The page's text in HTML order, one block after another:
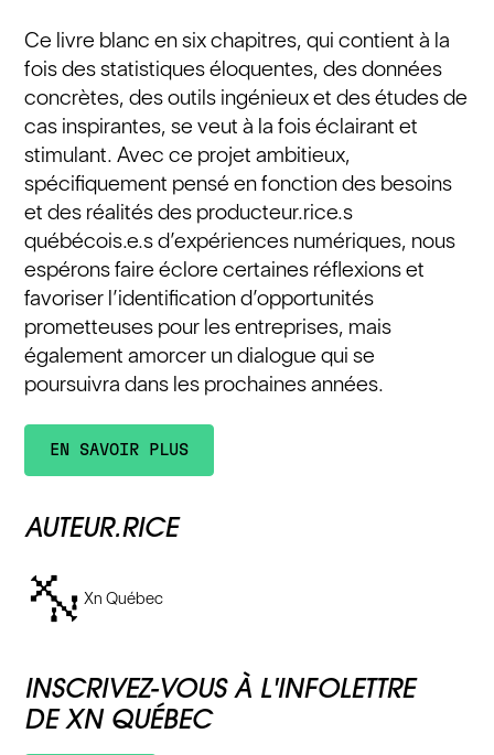
Ce livre blanc en six chapitres, qui contient à la
fois des statistiques éloquentes, des données
concrètes, des outils ingénieux et des études de
cas inspirantes, se veut à la fois éclairant et
stimulant. Avec ce projet ambitieux,
spécifiquement pensé en fonction des besoins
et des réalités des producteur.rice.s
québécois.e.s d’expériences numériques, nous
espérons faire éclore certaines réflexions et
favoriser l’identification d’opportunités
prometteuses pour les entreprises, mais
également amorcer un dialogue qui se
poursuivra dans les prochaines années.
EN SAVOIR PLUS
AUTEUR.RICE
Xn Québec
INSCRIVEZ-VOUS À L'INFOLETTRE
DE XN QUÉBEC